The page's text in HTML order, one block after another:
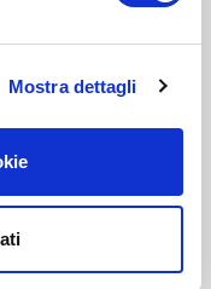
Mostra dettagli